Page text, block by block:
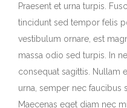
Praesent et urna turpis.
tincidunt sed tempor felis
vestibulum ornare, est
massa odio sed turpis. In
consequat sagittis. Nullam
urna, semper nec faucibus
Maecenas eget diam nec